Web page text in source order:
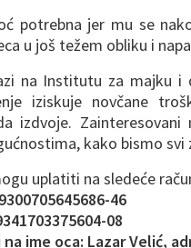
potrebna jer mu se
u još težem obliku i
na Institutu za majku
iziskuje novčane
izdvoje.
kako bismo
uplatiti na sledeće
46
08
ime oca: Lazar Velić,